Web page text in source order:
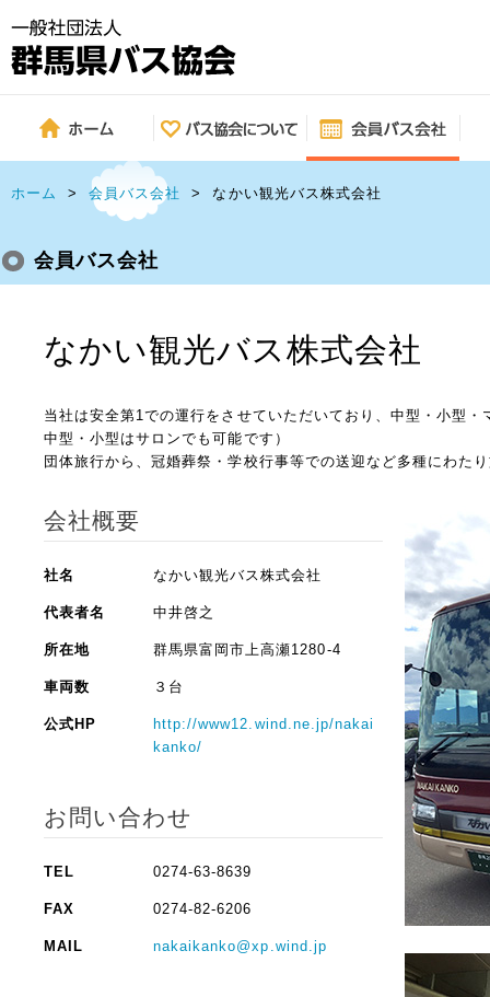
ホーム > 会員バス会社 > なかい観光バス株式会社
会員バス会社
なかい観光バス株式会社
当社は安全第1での運行をさせていただいており、中型・小
中型・小型はサロンでも可能です）
団体旅行から、冠婚葬祭・学校行事等での送迎など多種にわた
会社概要
社名 なかい観光バス株式会社
代表者名 中井啓之
所在地 群馬県富岡市上高瀬1280-4
車両数 ３台
公式HP
http://www12.wind.ne.jp/nakai
kanko/
お問い合わせ
TEL 0274-63-8639
FAX 0274-82-6206
MAIL nakaikanko@xp.wind.jp